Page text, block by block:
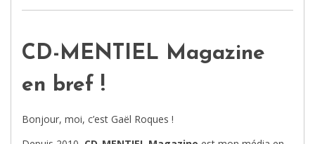
CD-MENTIEL Magazine
en bref !
Bonjour, moi, c’est Gaël Roques !